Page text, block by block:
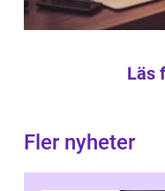
Läs
Fler nyheter